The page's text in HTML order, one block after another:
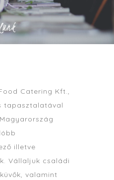
Catering Kft.,
tapasztalatával
illetve
Vállaljuk családi
valamint